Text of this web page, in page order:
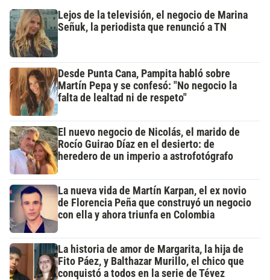
Lejos de la televisión, el negocio de Marina
Señuk, la periodista que renunció a TN
Desde Punta Cana, Pampita habló sobre
Martín Pepa y se confesó: "No negocio la
falta de lealtad ni de respeto"
El nuevo negocio de Nicolás, el marido de
Rocío Guirao Díaz en el desierto: de
heredero de un imperio a astrofotógrafo
La nueva vida de Martín Karpan, el ex novio
de Florencia Peña que construyó un negocio
con ella y ahora triunfa en Colombia
La historia de amor de Margarita, la hija de
Fito Páez, y Balthazar Murillo, el chico que
conquistó a todos en la serie de Tévez